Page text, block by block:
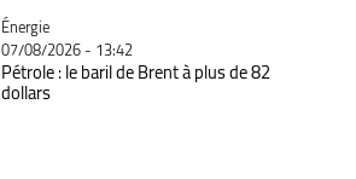
Catégorie
Énergie
07/08/2026 - 13:42
Pétrole : le baril de Brent à plus de 82
dollars